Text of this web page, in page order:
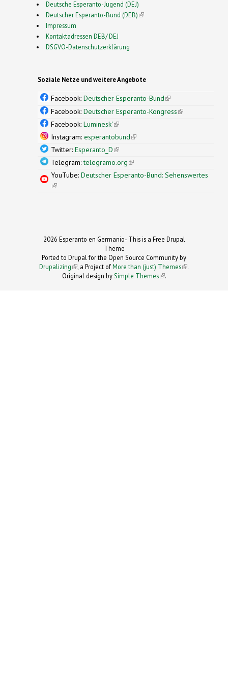
Deutsche Esperanto-Jugend (DEJ)
Deutscher Esperanto-Bund (DEB)(link is external)
Impressum
Kontaktadressen DEB/ DEJ
DSGVO-Datenschutzerklärung
Soziale Netze und weitere Angebote
Facebook: Deutscher Esperanto-Bund(link is
external)
Facebook: Deutscher Esperanto-Kongress(link is
Facebook: Luminesk'(link is external)
Instagram: esperantobund(link is external)
Twitter: Esperanto_D(link is external)
Telegram:telegramo.org(link is external)
YouTube: Deutscher Esperanto-Bund: Sehenswertes
(link is external)
2026 Esperanto en Germanio- This is a Free Drupal
Theme
Ported to Drupal for the Open Source Community by
Drupalizing(link is external)
, a Project ofMore than (just) Themes (link is
.
Original design by Simple Themes
(link is
.